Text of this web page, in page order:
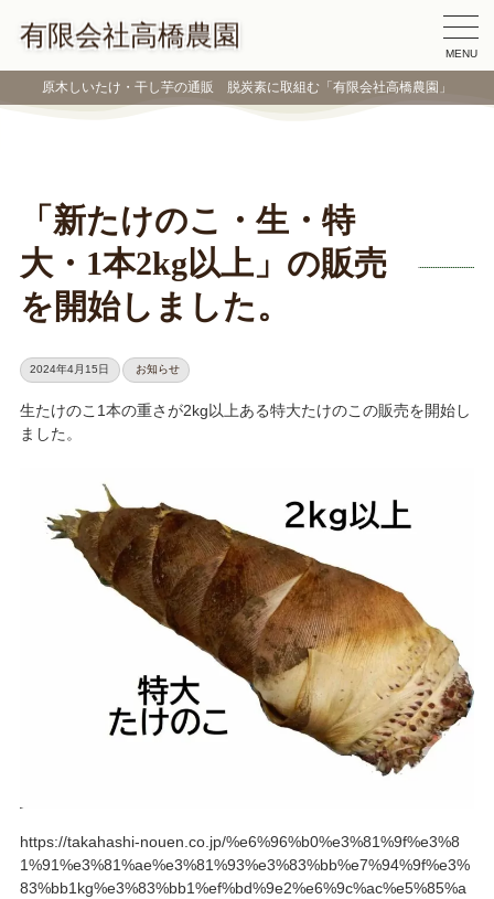
MENU
有限会社高橋農園
原木しいたけ・干し芋の通販 脱炭素に取組む「有限会社高橋農園」
「新たけのこ・生・特
大・1本2kg以上」の販売
を開始しました。
2024年4月15日 お知らせ
生たけのこ1本の重さが2kg以上ある特大たけのこの販売を開始し
ました。
https://takahashi-nouen.co.jp/%e6%96%b0%e3%81%9f%e3%8
1%91%e3%81%ae%e3%81%93%e3%83%bb%e7%94%9f%e3%
83%bb1kg%e3%83%bb1%ef%bd%9e2%e6%9c%ac%e5%85%a